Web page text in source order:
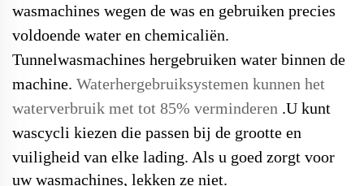
wasmachines wegen de was en gebruiken precies
voldoende water en chemicaliën.
Tunnelwasmachines hergebruiken water binnen de
machine. Waterhergebruiksystemen kunnen het
waterverbruik met tot 85% verminderen .U kunt
wascycli kiezen die passen bij de grootte en
vuiligheid van elke lading. Als u goed zorgt voor
uw wasmachines, lekken ze niet.